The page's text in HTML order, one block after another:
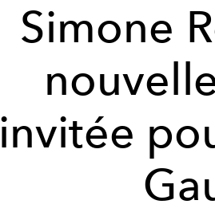
Simone
invitée